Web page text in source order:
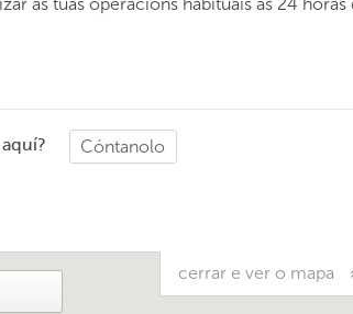
as túas operacións habituais as 24
Cóntanolo
cerrar e ver o mapa